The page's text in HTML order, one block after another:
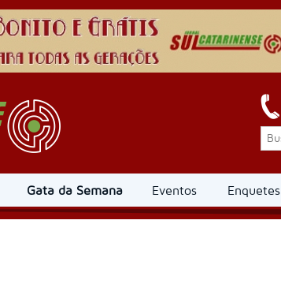
Gata da Semana Eventos Enquetes